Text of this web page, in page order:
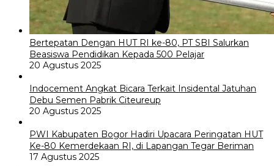
Bertepatan Dengan HUT RI ke-80, PT SBI Salurkan
Beasiswa Pendidikan Kepada 500 Pelajar
20 Agustus 2025
Indocement Angkat Bicara Terkait Insidental Jatuhan
Debu Semen Pabrik Citeureup
20 Agustus 2025
PWI Kabupaten Bogor Hadiri Upacara Peringatan HUT
Ke-80 Kemerdekaan RI, di Lapangan Tegar Beriman
17 Agustus 2025